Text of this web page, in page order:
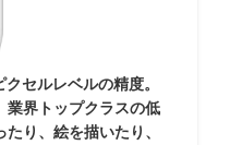
セルレベルの精度。
業界トップクラスの低
り、絵を描いたり、